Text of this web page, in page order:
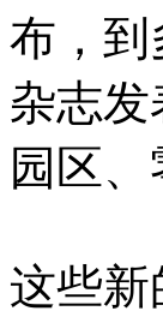
布，到
杂志
园区
这些